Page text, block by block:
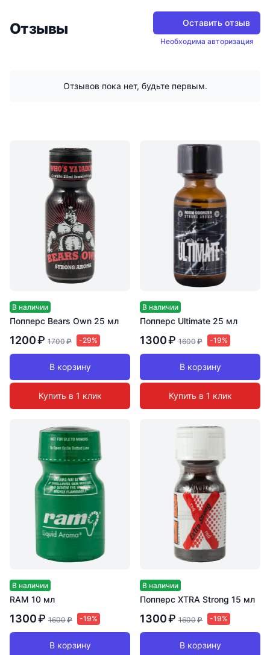
Отзывы Оставить отзыв
Необходима авторизация
Отзывов пока нет, будьте первым.
В наличии
Попперс Bears Own 25 мл
1200₽ 1700₽ -29%
В корзину
Купить в 1 клик
В наличии
Попперс Ultimate 25 мл
1300₽ 1600₽ -19%
В корзину
Купить в 1 клик
В наличии
RAM 10 мл
1300₽ 1600₽ -19%
В корзину
В наличии
Попперс XTRA Strong 15 мл
1300₽ 1600₽ -19%
В корзину